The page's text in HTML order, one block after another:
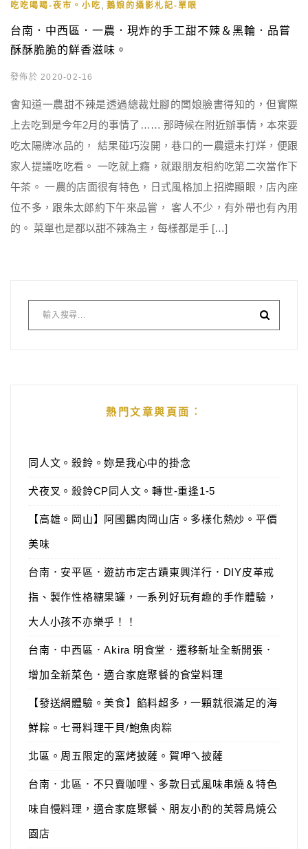
吃吃喝喝-夜市。小吃 鵝娘的攝影札記-單眼
台南．中西區．一農．現炸的手工甜不辣＆黑輪．品嘗
酥酥脆脆的鮮香滋味。
發佈於 2020-02-16
會知道一農甜不辣是透過總裁灶腳的闆娘臉書得知的，但實際
上去吃到是今年2月的事情了…… 那時候在附近辦事情，本來要
吃太陽牌冰品的， 結果碰巧沒開，巷口的一農還未打烊，便跟
家人提議吃吃看。 一吃就上癮，就跟朋友相約吃第二次當作下
午茶。 一農的店面很有特色，日式風格加上招牌顯眼，店內座
位不多，跟朱太郎約下午來品嘗， 客人不少，有外帶也有內用
的。 菜單也是都以甜不辣為主，每樣都是手 […]
熱門文章與頁面︰
同人文。殺鈴。妳是我心中的掛念
犬夜叉。殺鈴CP同人文。轉世-重逢1-5
【高雄。岡山】阿國鵝肉岡山店。多樣化熱炒。平價
美味
台南．安平區．遊訪市定古蹟東興洋行．DIY皮革戒
指、製作性格糖果罐，一系列好玩有趣的手作體驗，
大人小孩不亦樂乎！！
台南．中西區．Akira 明食堂．遷移新址全新開張．
增加全新菜色．適合家庭聚餐的食堂料理
【發送網體驗。美食】餡料超多，一顆就很滿足的海
鮮粽。七哥料理干貝/鮑魚肉粽
北區。周五限定的窯烤披薩。賀呷ㄟ披薩
台南．北區．不只賣咖哩、多款日式風味串燒＆特色
味自慢料理，適合家庭聚餐、朋友小酌的芙蓉鳥燒公
園店